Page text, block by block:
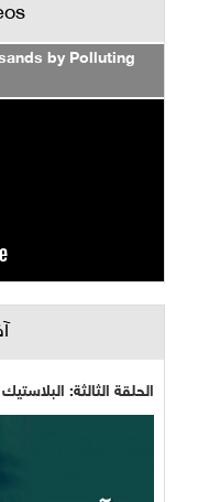
by Polluting
الحلقة الثالثة: